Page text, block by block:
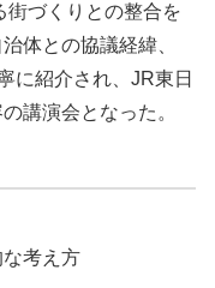
街づくりとの整合を
体との協議経緯、
に紹介され、JR東日
講演会となった。
考え方